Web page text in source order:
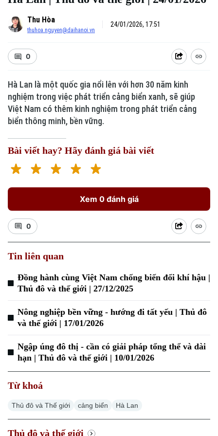
Xu hướng
Thu Hòa
thuhoa.nguyen@daihanoi.vn
24/01/2026, 17:51
0
Hà Lan là một quốc gia nổi lên với hơn 30 năm kinh
nghiệm trong việc phát triển cảng biển xanh, sẽ giúp
Việt Nam có thêm kinh nghiệm trong phát triển cảng
biển thông minh, bền vững.
Bài viết hay? Hãy đánh giá bài viết
Xem 0 đánh giá
0
Tin liên quan
Đồng hành cùng Việt Nam chống biến đổi khí hậu |
Thủ đô và thế giới | 27/12/2025
Nông nghiệp bền vững - hướng đi tất yếu | Thủ đô
và thế giới | 17/01/2026
Ngập úng đô thị - cần có giải pháp tổng thể và dài
hạn | Thủ đô và thế giới | 10/01/2026
Từ khoá
Thủ đô và Thế giới cảng biển Hà Lan
Thủ đô và thế giới